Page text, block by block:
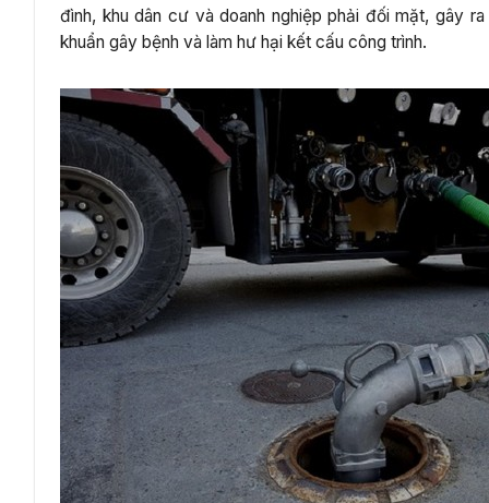
đình, khu dân cư và doanh nghiệp phải đối mặt, gây
khuẩn gây bệnh và làm hư hại kết cấu công trình.